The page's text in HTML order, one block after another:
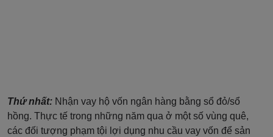
Thứ nhất: Nhận vay hộ vốn ngân hàng bằng sổ đỏ/sổ
hồng. Thực tế trong những năm qua ở một số vùng quê,
các đối tượng phạm tội lợi dụng nhu cầu vay vốn để sản